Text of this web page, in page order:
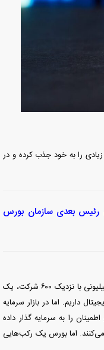
را به خود جذب کرده و در
بعدی سازمان بورس
او توضیح می‌هد: یک اینکه فقط ارزش بیت کوین ۱۰ برابر بازار سرمایه ماست، یعنی بازار سرمایه یک کشور ۸۰ میلیونی با نزدیک ۶۰۰ شرکت، یک
میلیون نفر فعال در بازار ارز دیجیتال داریم. اما در بازار سرمایه
چرا که این ارز‌ها آن اطمینان را به سرمایه گذار داده
اما بورس یک رکب‌هایی